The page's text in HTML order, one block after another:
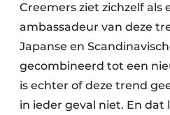
Creemers ziet zichzelf als
ambassadeur van deze
Japanse en
gecombineerd tot een
is echter of deze trend
in ieder geval niet. En dat